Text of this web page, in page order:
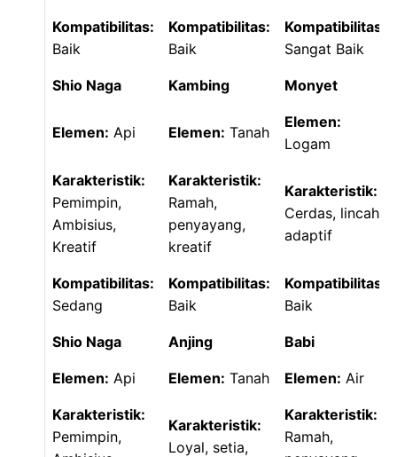
Kompatibilitas:
Baik
Kompatibilitas:
Baik
Kompatibilitas:
Sangat Baik
Shio Naga Kambing Monyet
Elemen: Api Elemen: Tanah
Elemen:
Logam
Karakteristik:
Pemimpin,
Ambisius,
Kreatif
Karakteristik:
Ramah,
penyayang,
kreatif
Karakteristik:
Cerdas, lincah,
adaptif
Kompatibilitas:
Sedang
Kompatibilitas:
Baik
Kompatibilitas:
Baik
Shio Naga Anjing Babi
Elemen: Api Elemen: Tanah Elemen: Air
Karakteristik:
Pemimpin,
Karakteristik:
Loyal, setia,
Karakteristik:
Ramah,